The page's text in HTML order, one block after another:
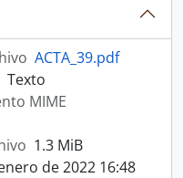
ACTA_39.pdf
Texto
MIME
1.3 MiB
de 2022 16:48